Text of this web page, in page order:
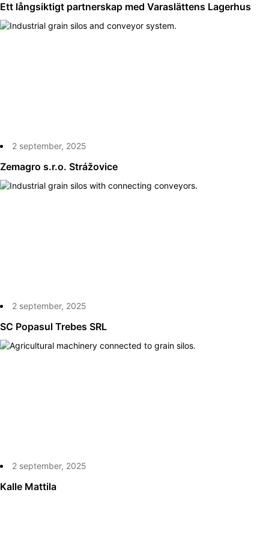
Ett långsiktigt partnerskap med Varaslättens Lagerhus
2 september, 2025
Zemagro s.r.o. Strážovice
2 september, 2025
SC Popasul Trebes SRL
2 september, 2025
Kalle Mattila